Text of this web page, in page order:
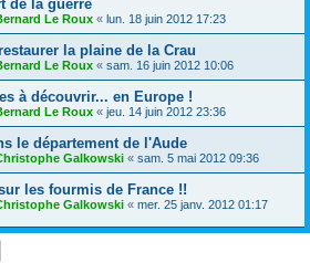
de la guerre
Le Roux « lun. 18 juin 2012 17:23
la plaine de la Crau
Le Roux « sam. 16 juin 2012 10:06
à découvrir... en Europe !
Le Roux « jeu. 14 juin 2012 23:36
le département de l'Aude
Galkowski « sam. 5 mai 2012 09:36
les fourmis de France !!
Galkowski « mer. 25 janv. 2012 01:17